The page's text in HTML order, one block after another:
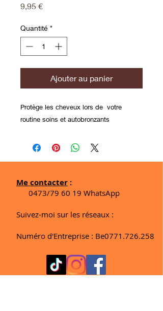
9,95 €Prix
Quantité *
Ajouter au panier
Protège les cheveux lors de votre
routine soins et autobronzants
Me contacter :
0473/79 60 19 WhatsApp
Suivez-moi sur les réseaux :
Numéro d'Entreprise : Be0771.726.258